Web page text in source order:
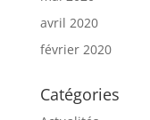
avril 2020
février 2020
Catégories